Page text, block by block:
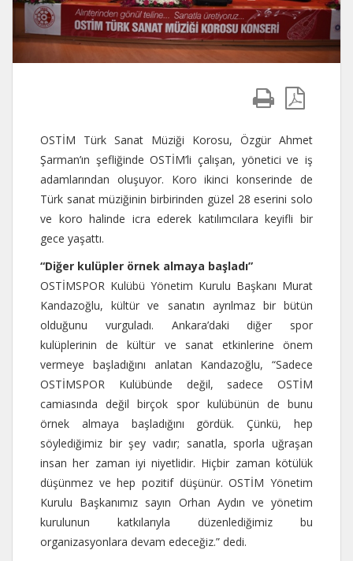
OSTİM Türk Sanat Müziği Korosu, Özgür Ahmet
Şarman’ın şefliğinde OSTİM’li çalışan, yönetici ve iş
adamlarından oluşuyor. Koro ikinci konserinde de
Türk sanat müziğinin birbirinden güzel 28 eserini solo
ve koro halinde icra ederek katılımcılara keyifli bir
gece yaşattı.
“Diğer kulüpler örnek almaya başladı”
OSTİMSPOR Kulübü Yönetim Kurulu Başkanı Murat
Kandazoğlu, kültür ve sanatın ayrılmaz bir bütün
olduğunu vurguladı. Ankara’daki diğer spor
kulüplerinin de kültür ve sanat etkinlerine önem
vermeye başladığını anlatan Kandazoğlu, “Sadece
OSTİMSPOR Kulübünde değil, sadece OSTİM
camiasında değil birçok spor kulübünün de bunu
örnek almaya başladığını gördük. Çünkü, hep
söylediğimiz bir şey vadır; sanatla, sporla uğraşan
insan her zaman iyi niyetlidir. Hiçbir zaman kötülük
düşünmez ve hep pozitif düşünür. OSTİM Yönetim
Kurulu Başkanımız sayın Orhan Aydın ve yönetim
kurulunun katkılarıyla düzenlediğimiz bu
organizasyonlara devam edeceğiz.” dedi.